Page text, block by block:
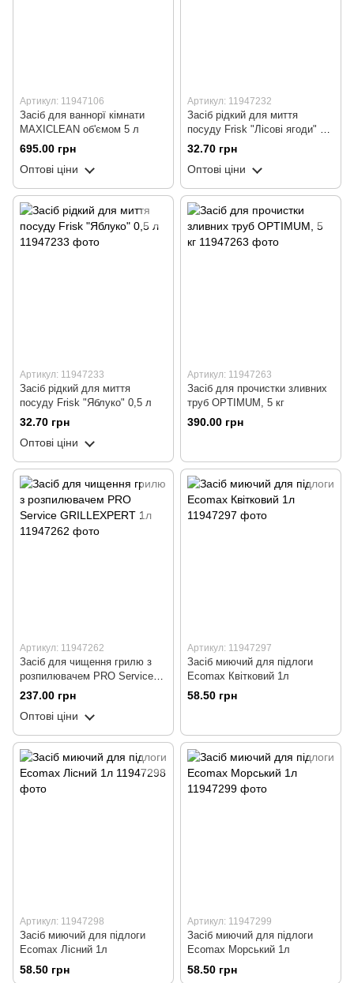
Артикул: 11947106
Засіб для ваннорї кімнати
MAXICLEAN об'ємом 5 л
695.00 грн
Оптові ціни
Артикул: 11947232
Засіб рідкий для миття
посуду Frisk "Лісові ягоди" 0,5
л
32.70 грн
Оптові ціни
Артикул: 11947233
Засіб рідкий для миття
посуду Frisk "Яблуко" 0,5 л
32.70 грн
Оптові ціни
Артикул: 11947263
Засіб для прочистки зливних
труб OPTIMUM, 5 кг
390.00 грн
Артикул: 11947262
Засіб для чищення грилю з
розпилювачем PRO Service
GRILLEXPERT 1л
237.00 грн
Оптові ціни
Артикул: 11947297
Засіб миючий для підлоги
Ecomax Квітковий 1л
58.50 грн
Артикул: 11947298
Засіб миючий для підлоги
Ecomax Лісний 1л
58.50 грн
Артикул: 11947299
Засіб миючий для підлоги
Ecomax Морський 1л
58.50 грн